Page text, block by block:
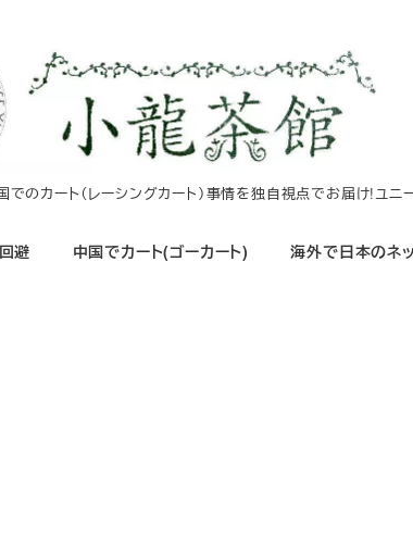
のカート（レーシングカート）事情を独自視点でお届け!ユニ
避 中国でカート(ゴーカート) 海外で日本のネ